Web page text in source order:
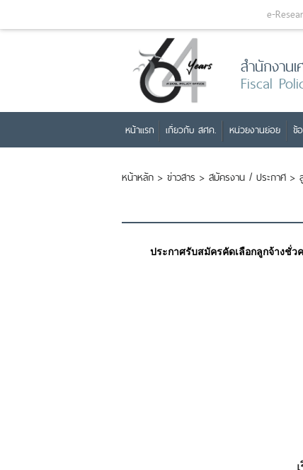
e-
สำนักงาน
Fiscal
หน้าแรก เกี่ยวกับ สศค. หน่วยงานย่อย ข้
หน้าหลัก > ข่าวสาร > สมัครงาน / ประกาศ >
ประกาศรับสมัครคัดเลือกลูกจ้างชั่